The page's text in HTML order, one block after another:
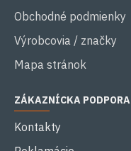
Obchodné podmienky
Výrobcovia / značky
Mapa stránok
ZÁKAZNÍCKA PODPORA
Kontakty